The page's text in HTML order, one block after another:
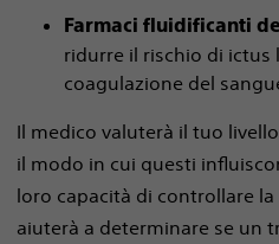
Farmaci fluidificanti
ridurre il rischio di ictus
coagulazione del
Il medico valuterà il tuo
il modo in cui questi
loro capacità di controllare la
aiuterà a determinare se un